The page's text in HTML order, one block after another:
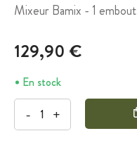
Mixeur Bamix - 1 embout
129,90 €
En stock
- +